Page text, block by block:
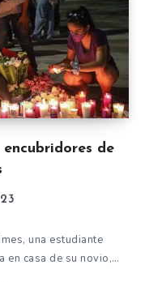
de
una estudiante
en casa de su novio,…